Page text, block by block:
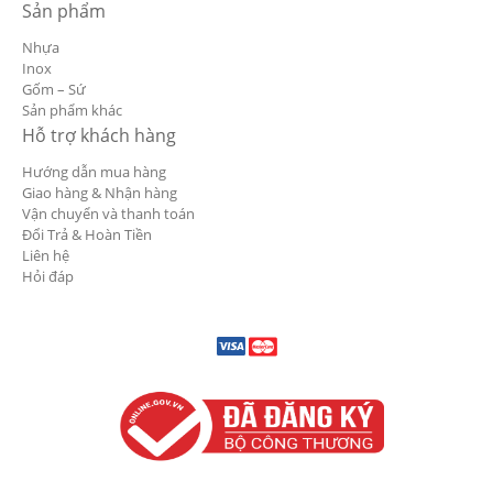
Sản phẩm
Nhựa
Inox
Gốm – Sứ
Sản phẩm khác
Hỗ trợ khách hàng
Hướng dẫn mua hàng
Giao hàng & Nhận hàng
Vận chuyển và thanh toán
Đổi Trả & Hoàn Tiền
Liên hệ
Hỏi đáp